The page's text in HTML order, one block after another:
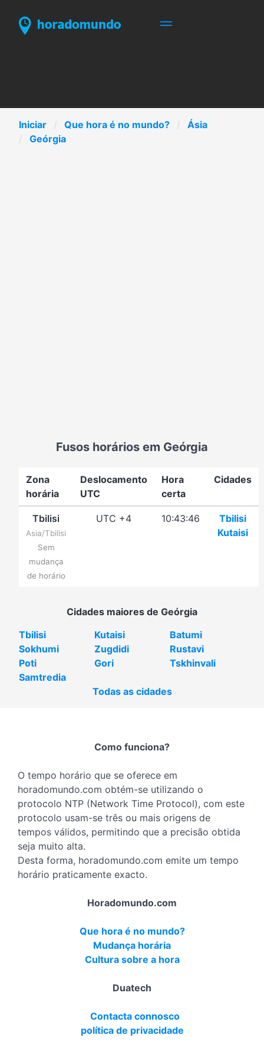
Iniciar Que hora é no mundo?
Ásia
Geórgia
Fusos horários em Geórgia
Zona
horária
Deslocamento
UTC
Hora
certa
Cidades
Tbilisi
Asia/Tbilisi
Sem
mudança
de horário
UTC +4 10:43:46
Tbilisi
Kutaisi
Cidades maiores de Geórgia
Tbilisi
Kutaisi
Batumi
Sokhumi
Zugdidi
Rustavi
Poti
Gori
Tskhinvali
Samtredia
Todas as cidades
Como funciona?
O tempo horário que se oferece em
horadomundo.com obtém-se utilizando o
protocolo NTP (Network Time Protocol), com este
protocolo usam-se três ou mais origens de
tempos válidos, permitindo que a precisão obtida
seja muito alta.
Desta forma, horadomundo.com emite um tempo
horário praticamente exacto.
Horadomundo.com
Que hora é no mundo?
Mudança horária
Cultura sobre a hora
Duatech
Contacta connosco
política de privacidade